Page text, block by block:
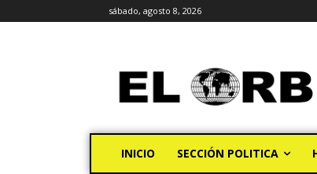
sábado, agosto 8, 2026
INICIO SECCIÓN POLITICA